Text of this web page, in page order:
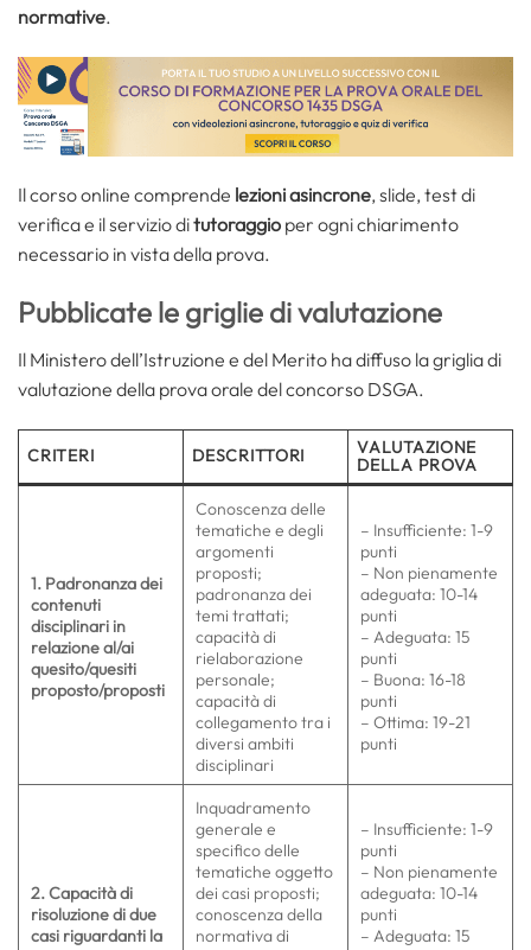
normative.
Il corso online comprende lezioni asincrone, slide, test di
verifica e il servizio ditutoraggio per ogni chiarimento
necessario in vista della prova.
Pubblicate le griglie di valutazione
Il Ministero dell’Istruzione e del Merito ha diffuso la griglia di
valutazione della prova orale del concorso DSGA.
CRITERI DESCRITTORI
VALUTAZIONE
DELLA PROVA
1. Padronanza dei
contenuti
disciplinari in
relazione al/ai
quesito/quesiti
proposto/proposti
Conoscenza delle
tematiche e degli
argomenti
proposti;
padronanza dei
temi trattati;
capacità di
rielaborazione
personale;
capacità di
collegamento tra i
diversi ambiti
disciplinari
– Insufficiente: 1-9
punti
– Non pienamente
adeguata: 10-14
punti
– Adeguata: 15
punti
– Buona: 16-18
punti
– Ottima: 19-21
punti
2. Capacità di
risoluzione di due
casi riguardanti la
Inquadramento
generale e
specifico delle
tematiche oggetto
dei casi proposti;
conoscenza della
normativa di
– Insufficiente: 1-9
punti
– Non pienamente
adeguata: 10-14
punti
– Adeguata: 15